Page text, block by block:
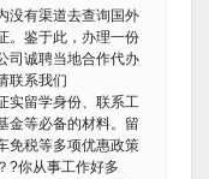
没有渠道去查询国外
。鉴于此，办理一份
司诚聘当地合作代办
联系我们
实留学身份、联系工
金等必备的材料。留
免税等多项优惠政策
?你从事工作好多